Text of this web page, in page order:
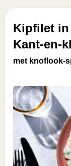
Kipfilet in
Kant-en-
met knoflook-